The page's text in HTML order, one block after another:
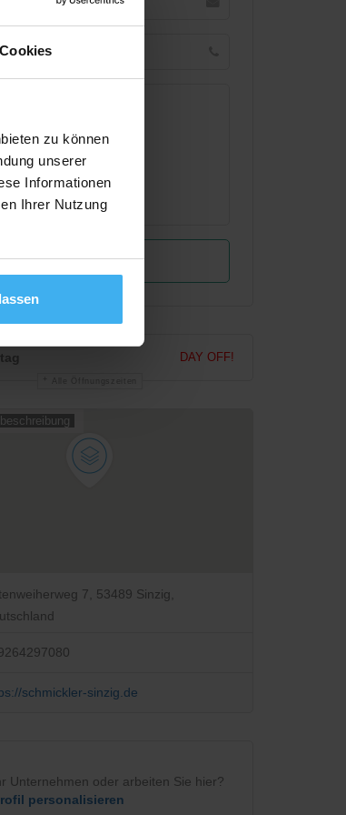
zu können
unserer
Informationen
Ihrer Nutzung
DAY OFF!
7, 53489 Sinzig,
schmickler-sinzig.de
Unternehmen oder arbeiten Sie hier?
personalisieren